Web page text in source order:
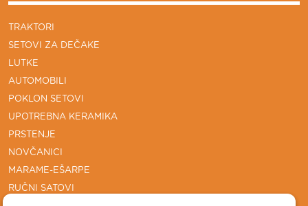
TRAKTORI
SETOVI ZA DEČAKE
LUTKE
AUTOMOBILI
POKLON SETOVI
UPOTREBNA KERAMIKA
PRSTENJE
NOVČANICI
MARAME-EŠARPE
RUČNI SATOVI